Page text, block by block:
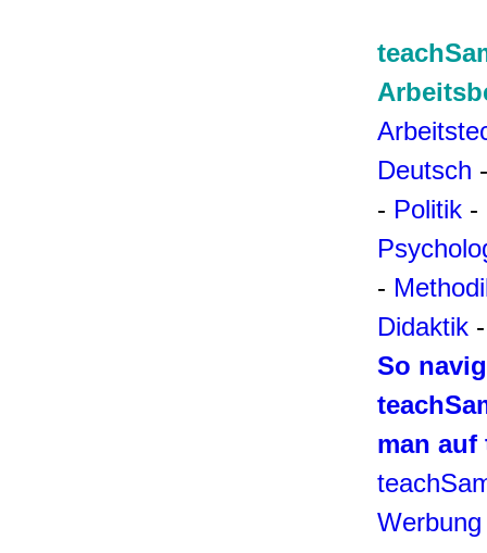
Deutsch
- Politik -
-
Didaktik
So
man auf
Werbung